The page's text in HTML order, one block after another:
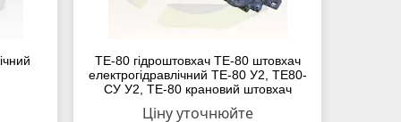
ТЕ-80 гідроштовхач ТЕ-80 штовхач
електрогідравлічний ТЕ-80 У2, ТЕ80-
СУ У2, ТЕ-80 крановий штовхач
Ціну уточнюйте